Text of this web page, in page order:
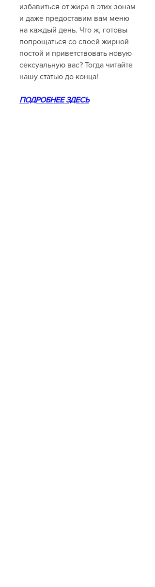
избавиться от жира в этих зонам
и даже предоставим вам меню
на каждый день. Что ж, готовы
попрощаться со своей жирной
постой и приветствовать новую
сексуальную вас? Тогда читайте
нашу статью до конца!
ПОДРОБНЕЕ ЗДЕСЬ